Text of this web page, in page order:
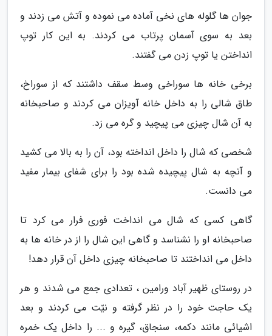
جوان ها گلوله های نخی آماده می نموده و آتش می زدند و
بعد به سوی آسمان پرتاب می کردند. به این کار توپ
انداختن یا توپ زدن می گفتند.
برخی خانه ها سوراخی وسط سقف داشتند که از سوراخ،
طاق شالی را به داخل خانه آویزان می کردند و صاحبخانه
به آن شال چیزی می پیچید و گره می زد.
شخصی که شال را داخل انداخته بود، آن را به بالا می کشید
و آنچه به شال پیچیده شده بود را برای شفای بیمار مفید
می دانست.
گاهی کسی که شال می انداخت فوری فرار می کرد تا
صاحبخانه او را نشناسد و گاهی این شال را از در خانه ها به
داخل می انداختند تا صاحبخانه چیزی داخل آن قرار دهد!
در روستای ظهیر آباد ورامین ، تعدادی جمع می شدند و هر
یک حاجت خود را در نظر گرفته و نیّت می کردند و بعد
اشیائی مانند دکمه، سنجاق، گیره و ... را داخل یک خمره